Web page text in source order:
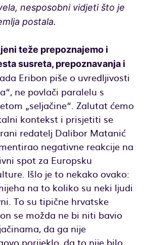
nesposobni vidjeti što je
postala.
teže prepoznajemo i
susreta, prepoznavanja i
Eribon piše o uvredljivosti
ne povlači paralelu s
„seljačine“. Zalutat ćemo
kontekst i prisjetiti se
redatelj Dalibor Matanić
negativne reakcije na
spot za Europsku
Išlo je to nekako ovako:
na to koliko su neki ljudi
To su tipične hrvatske
se možda ne bi niti bavio
da ga nije
porijeklo, da to nije bilo